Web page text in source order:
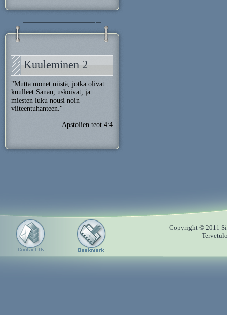
Kuuleminen 2
"Mutta monet niistä, jotka olivat
kuulleet Sanan, uskoivat, ja
miesten luku nousi noin
viiteentuhanteen."
Apstolien teot 4:4
Copyright © 2011